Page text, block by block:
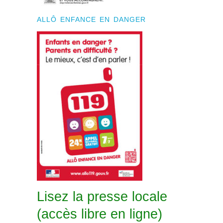
ALLÔ ENFANCE EN DANGER
Lisez la presse locale
(accès libre en ligne)